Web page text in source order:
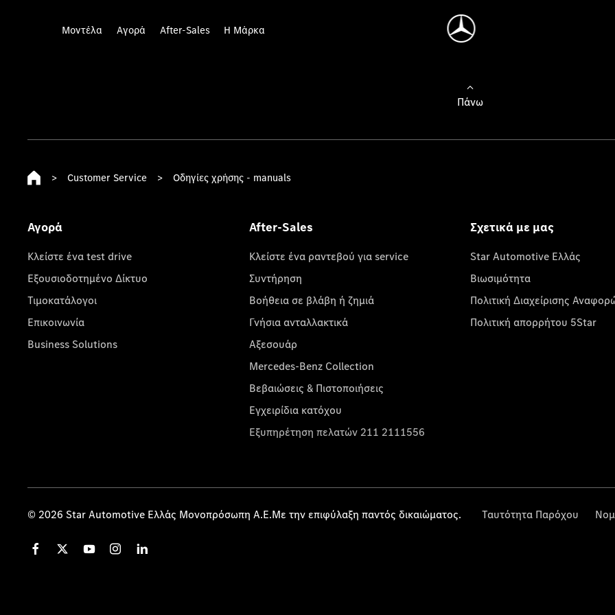
Μοντέλα Αγορά After-Sales Η Μάρκα
Πάνω
> Customer Service > Οδηγίες χρήσης - manuals
Αγορά
Κλείστε ένα test drive
Εξουσιοδοτημένο Δίκτυο
Τιμοκατάλογοι
Επικοινωνία
Business Solutions
After-Sales
Κλείστε ένα ραντεβού για service
Συντήρηση
Βοήθεια σε βλάβη ή ζημιά
Γνήσια ανταλλακτικά
Αξεσουάρ
Mercedes-Benz Collection
Βεβαιώσεις & Πιστοποιήσεις
Εγχειρίδια κατόχου
Εξυπηρέτηση πελατών 211 2111556
Σχετικά με μας
Star Automotive Ελλάς
Βιωσιμότητα
Πολιτική Διαχείρισης
Πολιτική απορρήτου 5Star
© 2026 Star Automotive Ελλάς Μονοπρόσωπη Α.Ε.Με την επιφύλαξη παντός δικαιώματος. Ταυτότητα Παρόχου